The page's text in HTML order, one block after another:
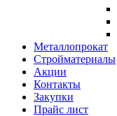
Металлопрокат
Стройматериалы
Акции
Контакты
Закупки
Прайс лист